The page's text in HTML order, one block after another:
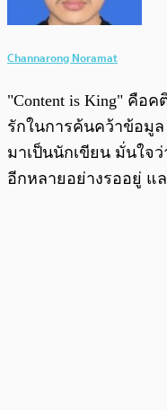
Channarong Noramat
"Content is King" คือ
รักในการค้นคว้าข้อมูล
มาเป็นนักเขียน มั่นใจ
อีกหลายอย่างรออยู่ แล